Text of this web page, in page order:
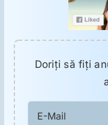
Doriţi să fiţi